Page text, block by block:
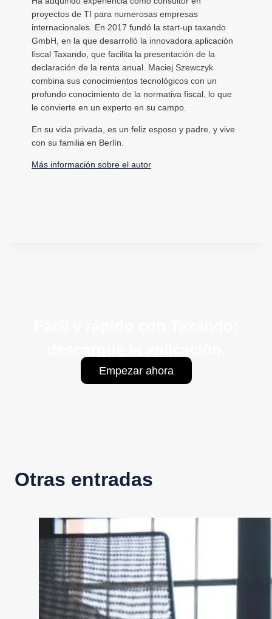
proyectos de TI para numerosas empresas
internacionales. En 2017 fundó la start-up taxando
GmbH, en la que desarrolló la innovadora aplicación
fiscal Taxando, que facilita la presentación de la
declaración de la renta anual. Maciej Szewczyk
combina sus conocimientos tecnológicos con un
profundo conocimiento de la normativa fiscal, lo que
le convierte en un experto en su campo.
En su vida privada, es un feliz esposo y padre, y vive
con su familia en Berlín.
Más información sobre el autor
Empezar ahora
Otras entradas